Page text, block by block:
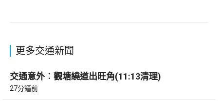
更多交通新聞
交通意外︰觀塘繞道出旺角(11:13清理)
27分鐘前